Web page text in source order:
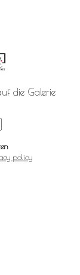
die Galerie
policy